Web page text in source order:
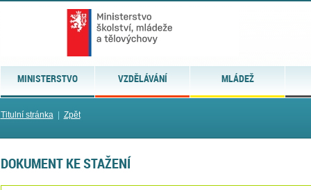
MINISTERSTVO VZDĚLÁVÁNÍ MLÁDEŽ
Titulní stránka| Zpět
DOKUMENT KE STAŽENÍ